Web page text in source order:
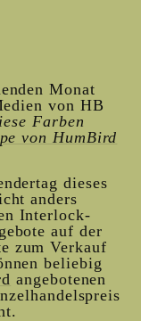
Monat
von HB
Farben
von HumBird
dieses
anders
Interlock-
auf der
zum Verkauf
beliebig
angebotenen